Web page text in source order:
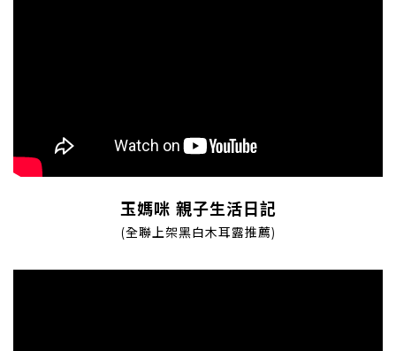
玉媽咪 親子生活日記
(全聯上架黑白木耳露推薦)